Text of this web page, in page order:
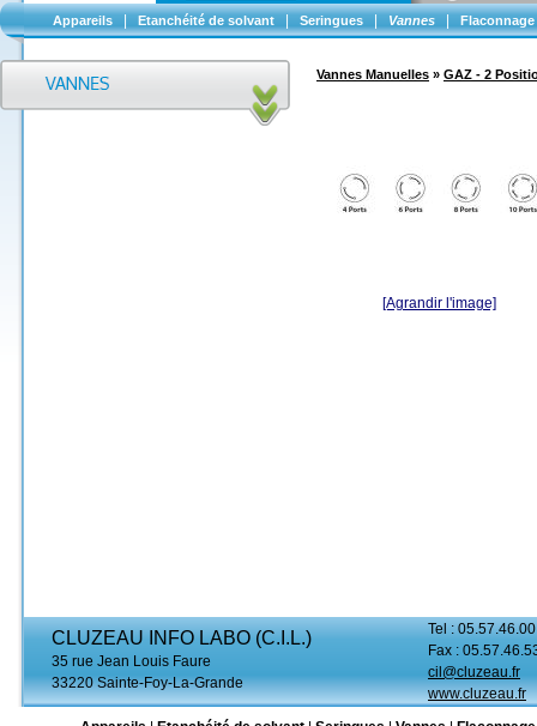
Appareils Etanchéité de solvant Seringues Vannes Flaconnage
Vannes Manuelles » GAZ - 2
[Agrandir l'image]
CLUZEAU INFO LABO (C.I.L.)
35 rue Jean Louis Faure
33220 Sainte-Foy-La-Grande
Tel :
Fax :
cil@cluzeau.fr
www.cluzeau.fr